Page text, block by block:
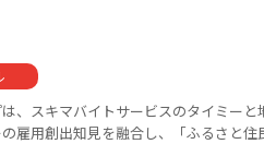
、スキマバイトサービスのタイミー
雇用創出知見を融合し、「ふるさと住